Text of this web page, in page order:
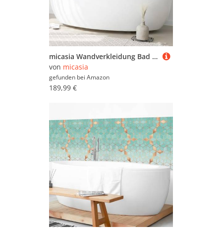
micasia Wandverkleidung Bad selbstklebend wasserfest mit Motiv fugenlos Wandpaneel - made in Germany - Design Hartfolie matt braun Badrückwand Unifarben statt Fliesen 1429 (250x100cm)
von micasia
gefunden bei Amazon
189,99 €